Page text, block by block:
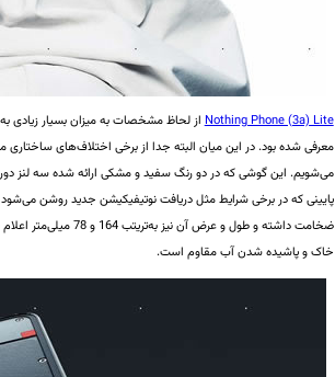
Nothing Phone (3a) Liteاز لحاظ مشخصات به میزان بسیار زیادی
خاک و پاشیده شدن آب مقاوم است.